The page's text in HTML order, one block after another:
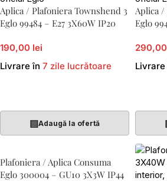
Aplica / Plafoniera Townshend 3
Eglo 99484 – E27 3X60W IP20
190,00 lei
Livrare în 7 zile lucrătoare
▤Adaugă la ofertă
Aplica /
Eglo
Livrare
Plafoniera / Aplica Consuma
Eglo 300004 – GU10 3X3W IP44